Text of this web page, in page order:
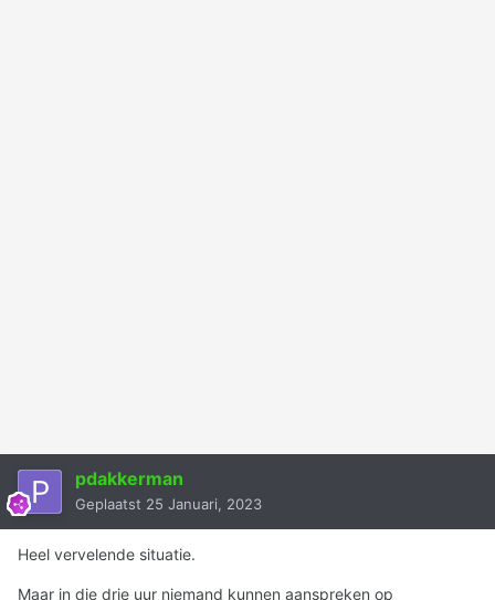
pdakkerman
Geplaatst 25 Januari, 2023
Heel vervelende situatie.
Maar in die drie uur niemand kunnen aanspreken op